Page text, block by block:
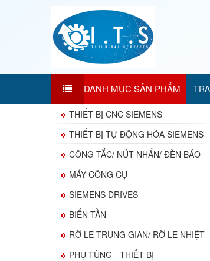
DANH MỤC SẢN PHẨM
THIẾT BỊ CNC SIEMENS
THIẾT BỊ TỰ ĐỘNG HÓA SIEMENS
CÔNG TẮC/ NÚT NHẤN/ ĐÈN BÁO
MÁY CÔNG CỤ
SIEMENS DRIVES
BIẾN TẦN
RỜ LE TRUNG GIAN/ RỜ LE NHIỆT
PHỤ TÙNG - THIẾT BỊ